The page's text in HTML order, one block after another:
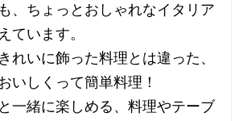
、ちょっとおしゃれなイタリア
ています。
れいに飾った料理とは違った、
いしくって簡単料理！
一緒に楽しめる、料理やテーブ